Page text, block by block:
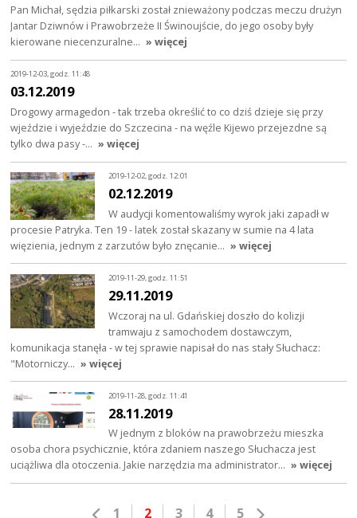
Pan Michał, sędzia piłkarski został znieważony podczas meczu drużyn
Jantar Dziwnów i Prawobrzeże II Świnoujście, do jego osoby były
kierowane niecenzuralne… » więcej
2019-12-03, godz. 11:48
03.12.2019
Drogowy armagedon - tak trzeba określić to co dziś dzieje się przy
wjeździe i wyjeździe do Szczecina - na węźle Kijewo przejezdne są
tylko dwa pasy -… » więcej
2019-12-02, godz. 12:01
02.12.2019
W audycji komentowaliśmy wyrok jaki zapadł w
procesie Patryka. Ten 19 - latek został skazany w sumie na 4 lata
więzienia, jednym z zarzutów było znęcanie… » więcej
2019-11-29, godz. 11:51
29.11.2019
Wczoraj na ul. Gdańskiej doszło do kolizji
tramwaju z samochodem dostawczym,
komunikacja stanęła - w tej sprawie napisał do nas stały Słuchacz:
"Motorniczy… » więcej
2019-11-28, godz. 11:41
28.11.2019
W jednym z bloków na prawobrzeżu mieszka
osoba chora psychicznie, która zdaniem naszego Słuchacza jest
uciążliwa dla otoczenia. Jakie narzędzia ma administrator… » więcej
1 2 3 4 5